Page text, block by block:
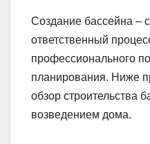
Создание бассейна –
ответственный
профессионального
планирования. Ниже
обзор строительства
возведением дома.